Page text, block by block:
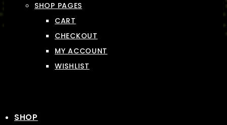
SHOP PAGES
CART
CHECKOUT
MY ACCOUNT
WISHLIST
SHOP